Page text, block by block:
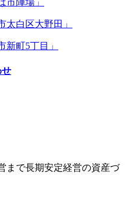
市陣場」
太白区大野田」
新町5丁目」
せ
まで長期安定経営の資産づ